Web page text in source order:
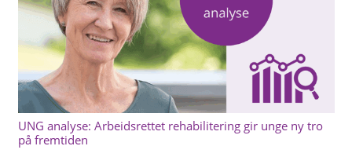
UNG analyse: Arbeidsrettet rehabilitering gir unge ny tro
på fremtiden